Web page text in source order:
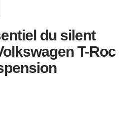
du silent
T-Roc